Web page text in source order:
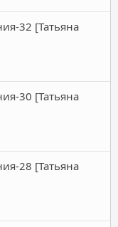
32 [Татьяна
30 [Татьяна
28 [Татьяна